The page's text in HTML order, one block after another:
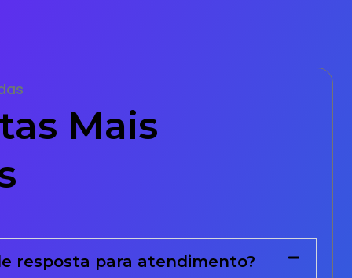
Mais
resposta para atendimento?